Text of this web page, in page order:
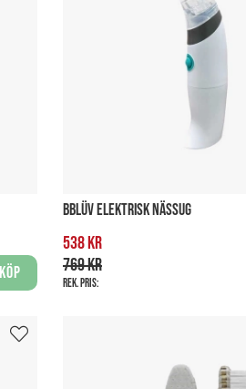
Köp
BBLÜV ELEKTRISK NÄSSUG
538 kr
769 kr
Rek. pris: